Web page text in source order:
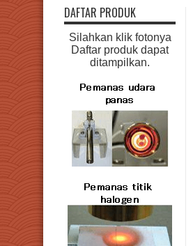
DAFTAR PRODUK
Silahkan klik fotonya
Daftar produk dapat
ditampilkan.